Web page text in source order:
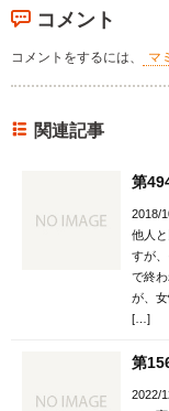
コメント
コメントをするには、 マ
関連記事
第
2018/
他人
すが
で終
が、
[…]
第
2022/